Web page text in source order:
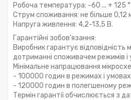
Робоча температура: -60 ... + 125
Струм споживання: не більше 0,12
Напруга живлення: 4,2-13,5 В.
Гарантійні зобов'язання:
Виробник гарантує
дотриманні споживачем режимів і
Мінімальне напрацювання
- 100000 годин в режимах і
- 120000 годин в полегшеному
Термін гарантії обчислюється з